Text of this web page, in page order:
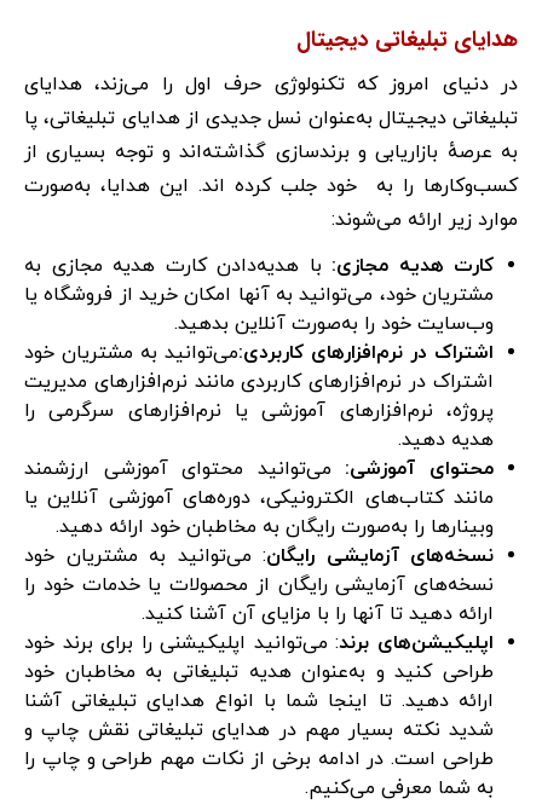
هدایای تبلیغاتی دیجیتال
در دنیای امروز که تکنولوژی حرف اول را می‌زند، هدایای
تبلیغاتی دیجیتال به‌عنوان نسل جدیدی از هدایای تبلیغاتی، پا
به عرصهٔ بازاریابی و برندسازی گذاشته‌اند و توجه بسیاری از
کسب‌وکارها را به خود جلب کرده اند. این هدایا، به‌صورت
موارد زیر ارائه می‌شوند:
کارت هدیه مجازی: با هدیه‌دادن کارت هدیه مجازی به
مشتریان خود، می‌توانید به آنها امکان خرید از فروشگاه یا
وب‌سایت خود را به‌صورت آنلاین بدهید.
اشتراک در نرم‌افزارهای کاربردی:می‌توانید به مشتریان خود
اشتراک در نرم‌افزارهای کاربردی مانند نرم‌افزارهای مدیریت
پروژه، نرم‌افزارهای آموزشی یا نرم‌افزارهای سرگرمی را
هدیه دهید.
محتوای آموزشی: می‌توانید محتوای آموزشی ارزشمند
مانند کتاب‌های الکترونیکی، دوره‌های آموزشی آنلاین یا
وبینارها را به‌صورت رایگان به مخاطبان خود ارائه دهید.
نسخه‌های آزمایشی رایگان: می‌توانید به مشتریان خود
نسخه‌های آزمایشی رایگان از محصولات یا خدمات خود را
ارائه دهید تا آنها را با مزایای آن آشنا کنید.
اپلیکیشن‌های برند: می‌توانید اپلیکیشنی را برای برند خود
طراحی کنید و به‌عنوان هدیه تبلیغاتی به مخاطبان خود
ارائه دهید. تا اینجا شما با انواع هدایای تبلیغاتی آشنا
شدید نکته بسیار مهم در هدایای تبلیغاتی نقش چاپ و
طراحی است. در ادامه برخی از نکات مهم طراحی و چاپ را
به شما معرفی می‌کنیم.